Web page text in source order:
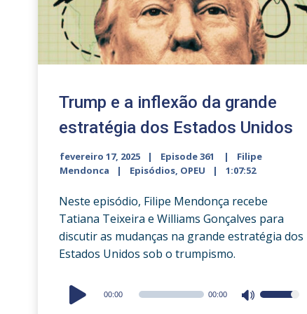
Trump e a inflexão da grande
estratégia dos Estados Unidos
fevereiro 17, 2025 Episode 361
Filipe
Mendonca
Episódios, OPEU 1:07:52
Neste episódio, Filipe Mendonça recebe
Tatiana Teixeira e Williams Gonçalves para
discutir as mudanças na grande estratégia dos
Estados Unidos sob o trumpismo.
Audio
Player
00:00 00:00
Use